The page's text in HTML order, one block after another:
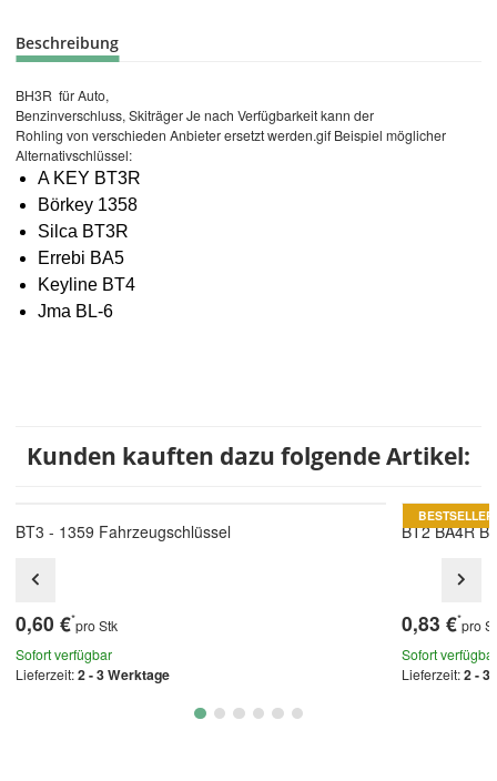
Beschreibung
BH3R für Auto,
Benzinverschluss, Skiträger Je nach Verfügbarkeit kann der
Rohling von verschieden Anbieter ersetzt werden.gif Beispiel möglicher
Alternativschlüssel:
A KEY BT3R
Börkey 1358
Silca BT3R
Errebi BA5
Keyline BT4
Jma BL-6
Kunden kauften dazu folgende Artikel:
BT3 - 1359 Fahrzeugschlüssel
0,60 €*pro Stk
Sofort verfügbar
Lieferzeit:2 - 3 Werktage
BESTSELLER
BT2 BA4R
0,83 €*pro
Sofort verfügbar
Lieferzeit:2 - 3